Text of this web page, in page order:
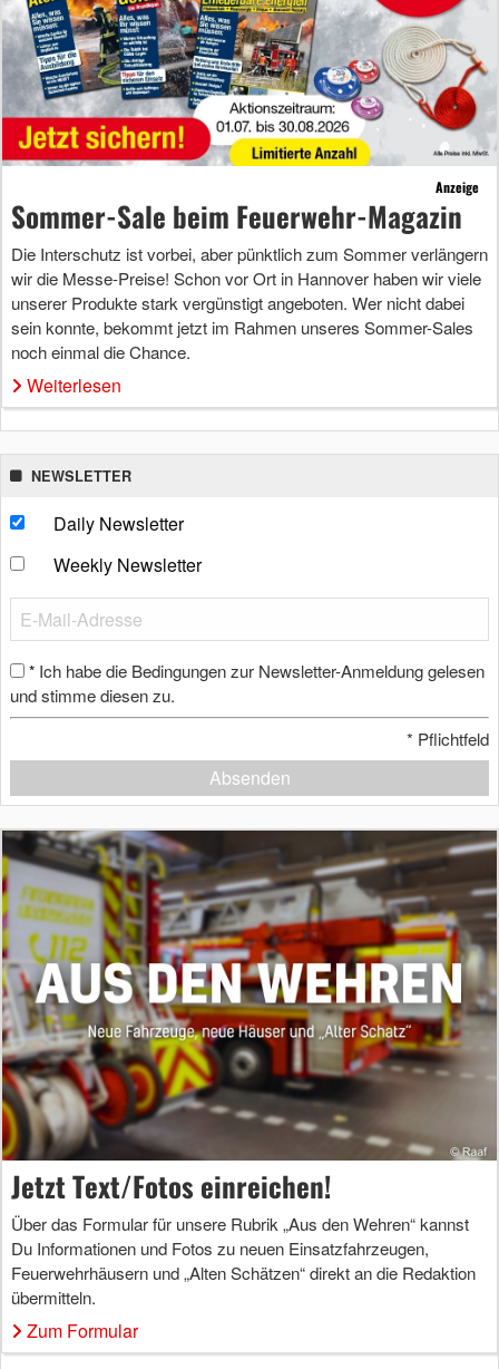
Anzeige
Sommer-Sale beim Feuerwehr-Magazin
Die Interschutz ist vorbei, aber pünktlich zum Sommer verlängern
wir die Messe-Preise! Schon vor Ort in Hannover haben wir viele
unserer Produkte stark vergünstigt angeboten. Wer nicht dabei
sein konnte, bekommt jetzt im Rahmen unseres Sommer-Sales
noch einmal die Chance.
Weiterlesen
NEWSLETTER
Daily Newsletter
Weekly Newsletter
* Ich habe die Bedingungen zur Newsletter-Anmeldung gelesen
und stimme diesen zu.
* Pflichtfeld
Absenden
Jetzt Text/Fotos einreichen!
Über das Formular für unsere Rubrik „Aus den Wehren“ kannst
Du Informationen und Fotos zu neuen Einsatzfahrzeugen,
Feuerwehrhäusern und „Alten Schätzen“ direkt an die Redaktion
übermitteln.
Zum Formular